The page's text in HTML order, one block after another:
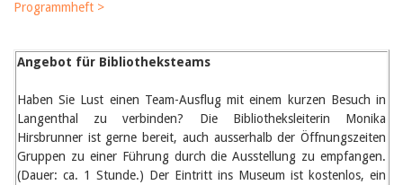
2022
2019
2017
2015
2014
2013
2012
Programmheft >
Angebot für Bibliotheksteams
Haben Sie Lust einen Team-Ausflug mit einem kurzen Besuch in
Langenthal zu verbinden? Die Bibliotheksleiterin Monika
Hirsbrunner ist gerne bereit, auch ausserhalb der Öffnungszeiten
Gruppen zu einer Führung durch die Ausstellung zu empfangen.
(Dauer: ca. 1 Stunde.) Der Eintritt ins Museum ist kostenlos, ein